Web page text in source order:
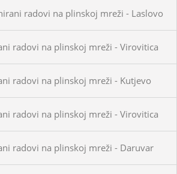
radovi na plinskoj mreži - Laslovo
radovi na plinskoj mreži - Virovitica
radovi na plinskoj mreži - Kutjevo
radovi na plinskoj mreži - Virovitica
radovi na plinskoj mreži - Daruvar